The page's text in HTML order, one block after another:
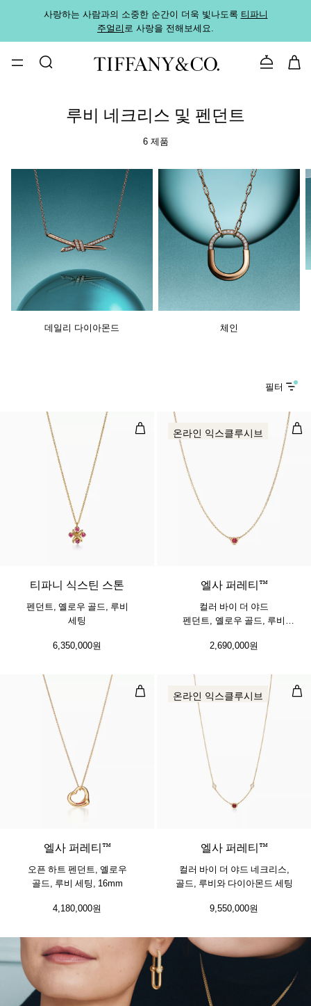
사랑하는 사람과의 소중한 순간이 더욱 빛나도록 티파니
주얼리로 사랑을 전해보세요.
문의하기
루비 네크리스 및 펜던트
6 제품
데일리 다이아몬드 체인
필터
펜던트, 옐로우 골드, 루비 세팅
티파니 식스틴 스톤
펜던트, 옐로우 골드, 루비
세팅
6,350,000원
컬
온라인 익스클루시브
엘사 퍼레티™
컬러 바이 더 야드
펜던트, 옐로우 골드, 루비
2,690,000원
오픈 하트 펜던트, 옐로우 골드, 루
2 소재
엘사 퍼레티™
오픈 하트 펜던트, 옐로우
골드, 루비 세팅, 16mm
4,180,000원
컬
온라인 익스클루시브
엘사 퍼레티™
컬러 바이 더 야드 네크리스,
골드, 루비와 다이아몬드 세팅
9,550,000원